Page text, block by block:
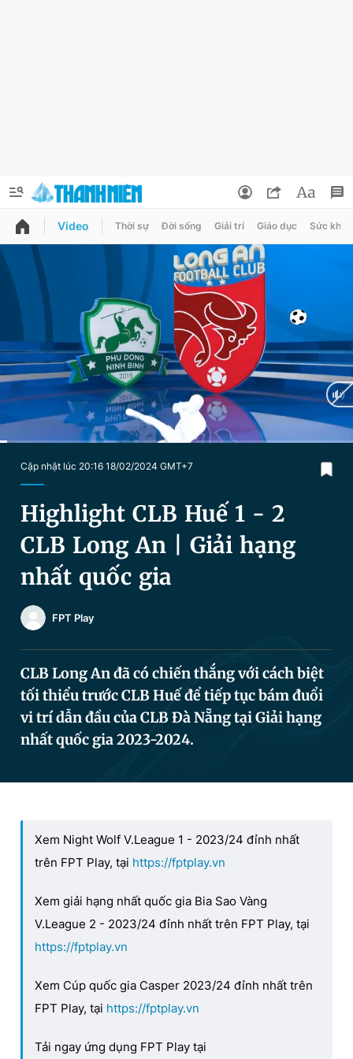
QUẢNG CÁO
Chuyên mục
Chuyên mục khác
Chào ngày mới Tin 24h
Video Magazine
Sản phẩm khác
Theo dõi báo trên
Hotline
0906 645 777
Liên hệ quảng cáo
0908 780 404
Tổng biên tập: Nguyễn Ngọc Toàn
Phó tổng biên tập thường trực: Hải Thành
Phó tổng biên tập: Lâm Hiếu Dũng
Tổng thư ký tòa soạn: Đức Trung
Thông tin tài khoản
Đổi mật khẩu
Tin đã lưu
Tin đã xem
Đăng xuất
Video Thời sự Đời sống Giải trí Giáo dục Sức khỏe
Cập nhật lúc 20:16 18/02/2024 GMT+7
Highlight CLB Huế 1 - 2
CLB Long An | Giải hạng
nhất quốc gia
FPT Play
CLB Long An đã có chiến thắng với cách biệt
tối thiểu trước CLB Huế để tiếp tục bám đuổi
vi trí dẫn đầu của CLB Đà Nẵng tại Giải hạng
nhất quốc gia 2023-2024.
Xem Night Wolf V.League 1 - 2023/24 đỉnh nhất
trên FPT Play, tại https://fptplay.vn
Xem giải hạng nhất quốc gia Bia Sao Vàng
V.League 2 - 2023/24 đỉnh nhất trên FPT Play, tại
https://fptplay.vn
Xem Cúp quốc gia Casper 2023/24 đỉnh nhất trên
FPT Play, tại https://fptplay.vn
Tải ngay ứng dụng FPT Play tại